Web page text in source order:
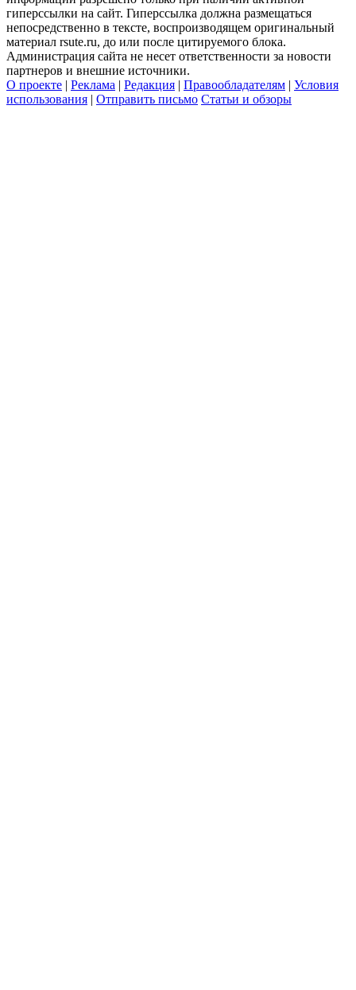
гиперссылки на сайт. Гиперссылка должна размещаться
непосредственно в тексте, воспроизводящем оригинальный
материал rsute.ru, до или после цитируемого блока.
Администрация сайта не несет ответственности за новости
партнеров и внешние источники.
О проекте | Реклама | Редакция | Правообладателям | Условия
использования | Отправить письмо Статьи и обзоры